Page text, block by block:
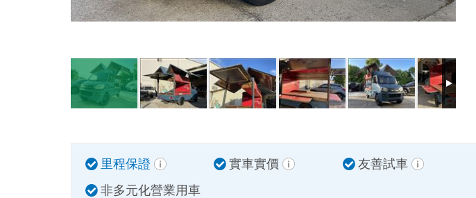
里程保證 實車實價
友善試車
非多元化營業用車